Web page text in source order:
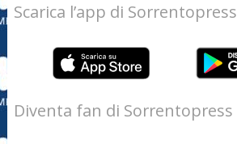
Scarica l’app di Sorrentopress
Diventa fan di Sorrentopress